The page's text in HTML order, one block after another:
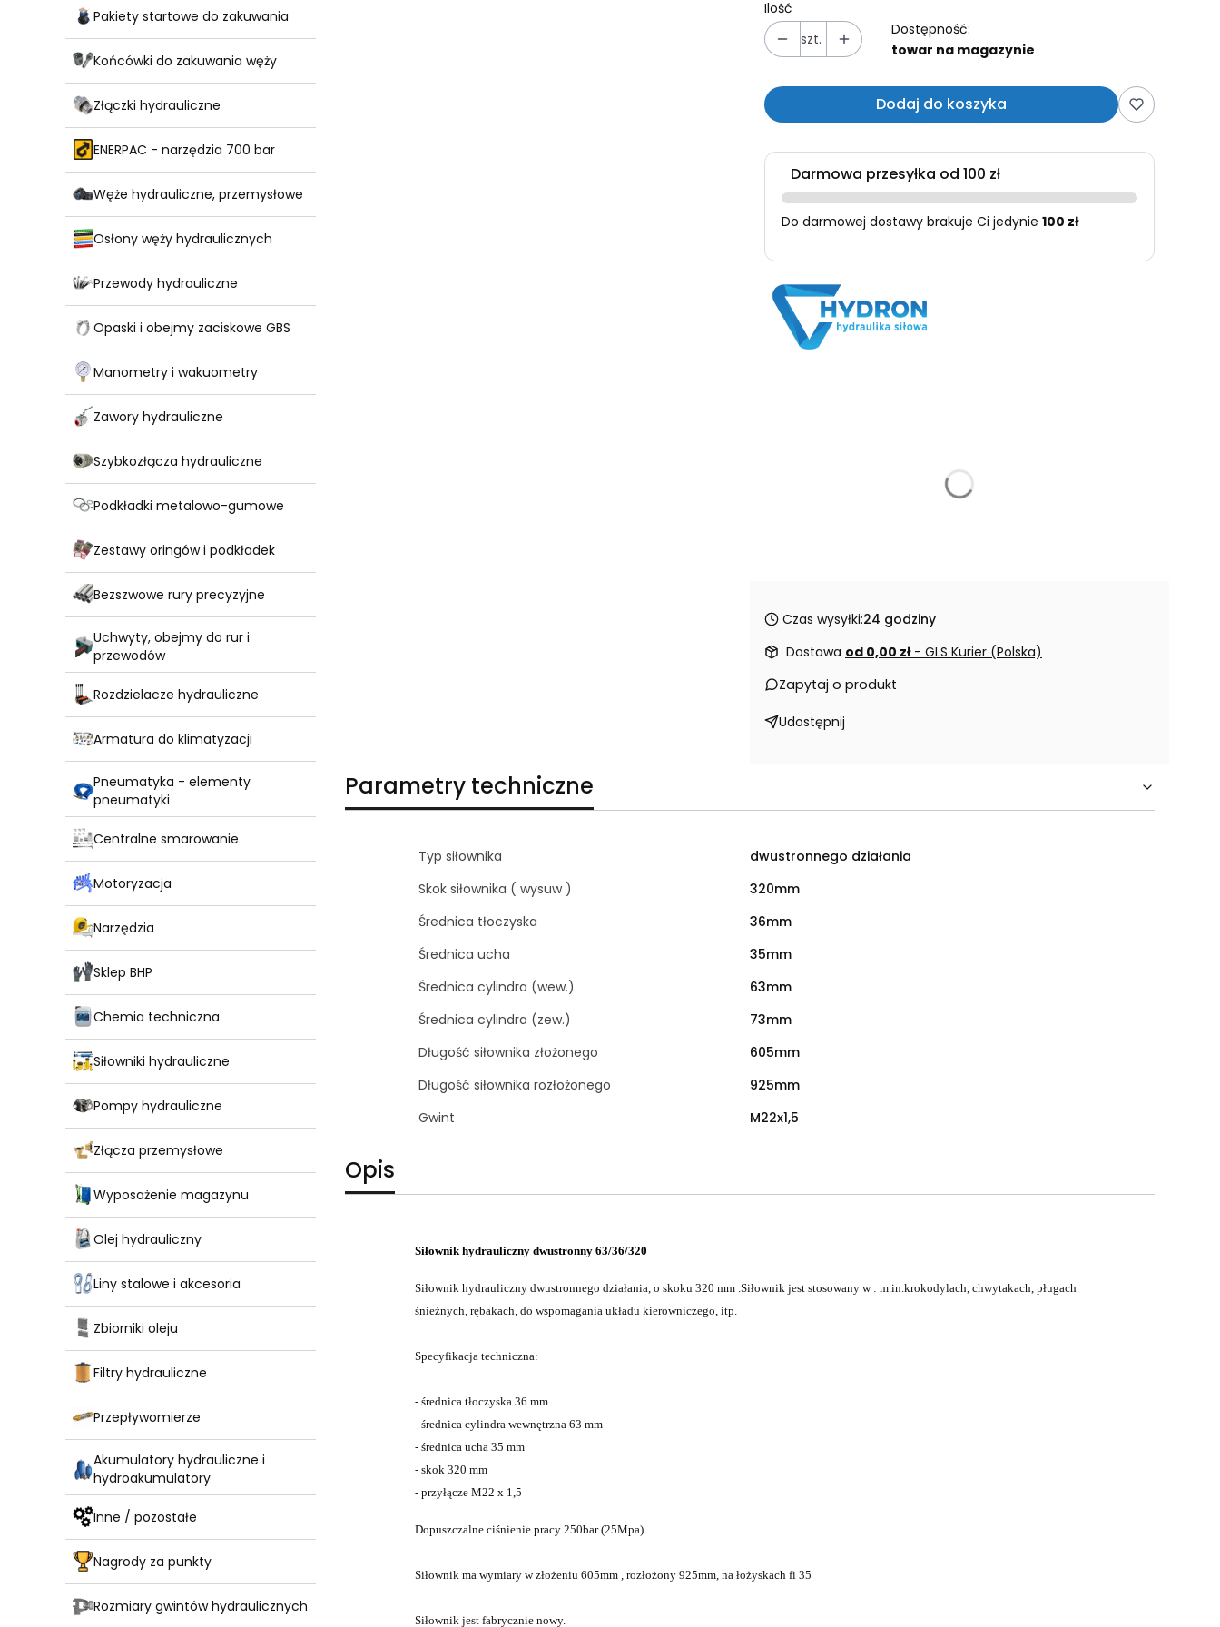
Pakiety startowe do zakuwania
Końcówki do zakuwania węży
Złączki hydrauliczne
ENERPAC - narzędzia 700 bar
Węże hydrauliczne, przemysłowe
Osłony węży hydraulicznych
Przewody hydrauliczne
Opaski i obejmy zaciskowe GBS
Manometry i wakuometry
Zawory hydrauliczne
Szybkozłącza hydrauliczne
Podkładki metalowo-gumowe
Zestawy oringów i podkładek
Bezszwowe rury precyzyjne
Uchwyty, obejmy do rur i
przewodów
Rozdzielacze hydrauliczne
Armatura do klimatyzacji
Pneumatyka - elementy
pneumatyki
Centralne smarowanie
Motoryzacja
Narzędzia
Sklep BHP
Chemia techniczna
Siłowniki hydrauliczne
Pompy hydrauliczne
Złącza przemysłowe
Wyposażenie magazynu
Olej hydrauliczny
Liny stalowe i akcesoria
Zbiorniki oleju
Filtry hydrauliczne
Przepływomierze
Akumulatory hydrauliczne i
hydroakumulatory
Inne / pozostałe
Nagrody za punkty
Rozmiary gwintów hydraulicznych
Ilość
szt.
Dostępność:
towar na magazynie
Dodaj do koszyka
Darmowa przesyłka od 100 zł
Do darmowej dostawy brakuje Ci jedynie 100 zł
Czas wysyłki:24 godziny
Dostawa od 0,00 zł - GLS Kurier (Polska)
Zapytaj o produkt
Udostępnij
Parametry techniczne
Typ siłownika
dwustronnego działania
Skok siłownika ( wysuw )
320mm
Średnica tłoczyska
36mm
Średnica ucha
35mm
Średnica cylindra (wew.)
63mm
Średnica cylindra (zew.)
73mm
Długość siłownika złożonego
605mm
Długość siłownika rozłożonego
925mm
Gwint
M22x1,5
Opis
Siłownik hydrauliczny dwustronny 63/36/320
Siłownik hydrauliczny dwustronnego działania, o skoku 320 mm .Siłownik jest stosowany w : m.in.krokodylach, chwytakach, pługach
śnieżnych, rębakach, do wspomagania układu kierowniczego, itp.
Specyfikacja techniczna:
- średnica tłoczyska 36 mm
- średnica cylindra wewnętrzna 63 mm
- średnica ucha 35 mm
- skok 320 mm
- przyłącze M22 x 1,5
Dopuszczalne ciśnienie pracy 250bar (25Mpa)
Siłownik ma wymiary w złożeniu 605mm , rozłożony 925mm, na łożyskach fi 35
Siłownik jest fabrycznie nowy.